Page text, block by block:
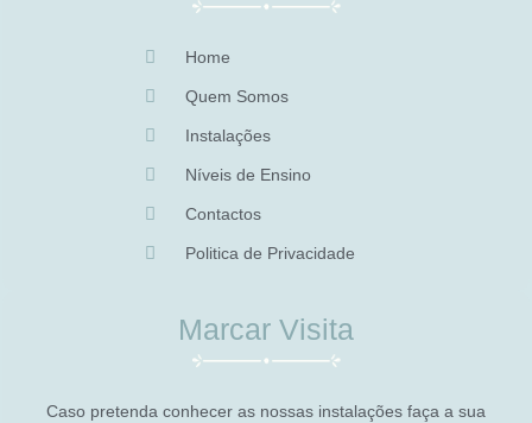
Home
Quem Somos
Instalações
Níveis de Ensino
Contactos
Politica de Privacidade
Marcar Visita
Caso pretenda conhecer as nossas instalações faça a sua